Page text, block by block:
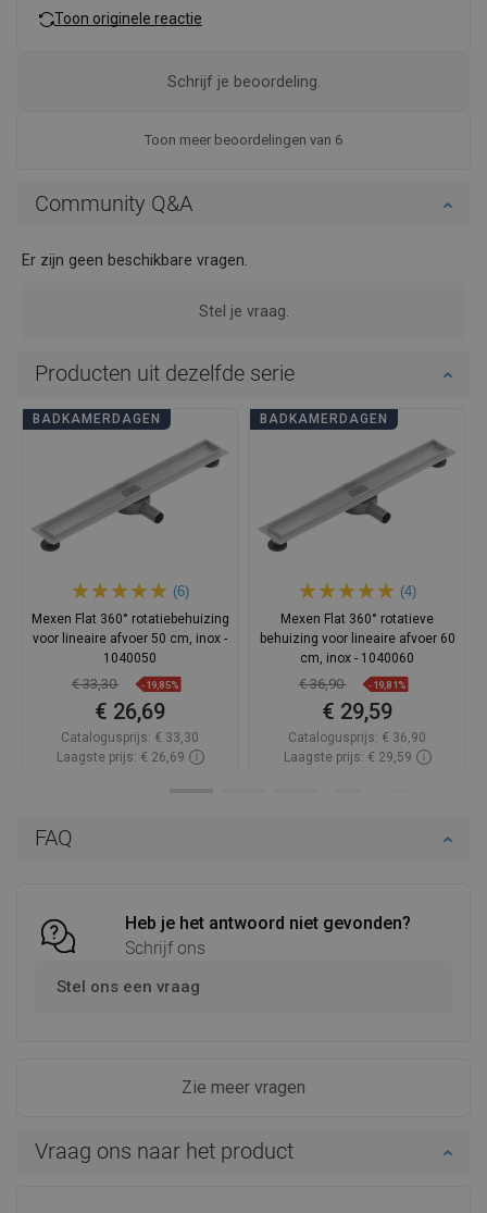
FAQ
Heb je het antwoord niet gevonden?
Schrijf ons
Stel ons een vraag
Zie meer vragen
Toon originele reactie
Toon meer beoordelingen van 6
Schrijf je beoordeling.
Community Q&A
Er zijn geen beschikbare vragen.
Stel je vraag.
Vraag ons naar het product
Producten uit dezelfde serie
BADKAMERDAGEN
(6)
Mexen Flat 360° rotatiebehuizing
voor lineaire afvoer 50 cm, inox -
1040050
€ 33,30 -19,85%
€ 26,69
Catalogusprijs: € 33,30
Laagste prijs: € 26,69
BADKAMERDAGEN
(4)
Mexen Flat 360° rotatieve
behuizing voor lineaire afvoer 60
cm, inox - 1040060
€ 36,90 -19,81%
€ 29,59
Catalogusprijs: € 36,90
Laagste prijs: € 29,59